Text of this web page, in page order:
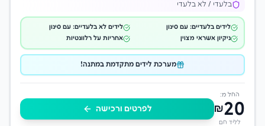
בלעדי / לא בלעדי
לידים בלעדיים: עם סינון
לידים לא בלעדיים: עם סינון
ניקיון אשראי מצוין
אחריות על רלוונטיות
מערכת לידים מתקדמת במתנה!
החל מ:
₪20
לליד חם
לפרטים ורכישה